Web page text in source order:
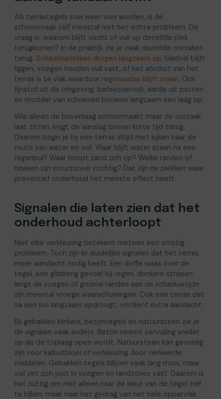
Als terrastegels snel weer vies worden, is de
schoonmaak zelf meestal niet het echte probleem. De
vraag is: waarom blijft vocht of vuil op dezelfde plek
terugkomen? In de praktijk zie je vaak dezelfde oorzaken
terug. Schaduwplekken drogen langzaam op, bladval blijft
liggen, voegen houden vuil vast, of het afschot van het
terras is te vlak waardoor regenwater blijft staan. Ook
fijnstof uit de omgeving, barbecuerook, aarde uit potten
en modder van schoenen bouwen langzaam een laag op.
Wie alleen de bovenlaag schoonmaakt maar de oorzaak
laat zitten, krijgt de aanslag binnen korte tijd terug.
Daarom begin je bij een terras altijd met kijken naar de
route van water en vuil. Waar blijft water staan na een
regenbui? Waar hoopt zand zich op? Welke randen of
hoeken zijn structureel vochtig? Dat zijn de plekken waar
preventief onderhoud het meeste effect heeft.
Signalen die laten zien dat het
onderhoud achterloopt
Niet elke verkleuring betekent meteen een ernstig
probleem. Toch zijn er duidelijke signalen dat het terras
meer aandacht nodig heeft. Een doffe waas over de
tegel, een glibberig gevoel bij regen, donkere strepen
langs de voegen of groene randen aan de schaduwzijde
zijn meestal vroege waarschuwingen. Ook een terras dat
na een bui langzaam opdroogt, verdient extra aandacht.
Bij gebakken klinkers, betontegels en natuursteen zie je
de signalen vaak anders. Beton neemt vervuiling sneller
op als de toplaag open wordt. Natuursteen kan gevoelig
zijn voor kalkuitbloei of verkleuring door verkeerde
middelen. Gebakken tegels blijven vaak lang mooi, maar
vuil zet zich juist in voegen en randzones vast. Daarom is
het nuttig om niet alleen naar de kleur van de tegel zelf
te kijken, maar naar het gedrag van het hele oppervlak.